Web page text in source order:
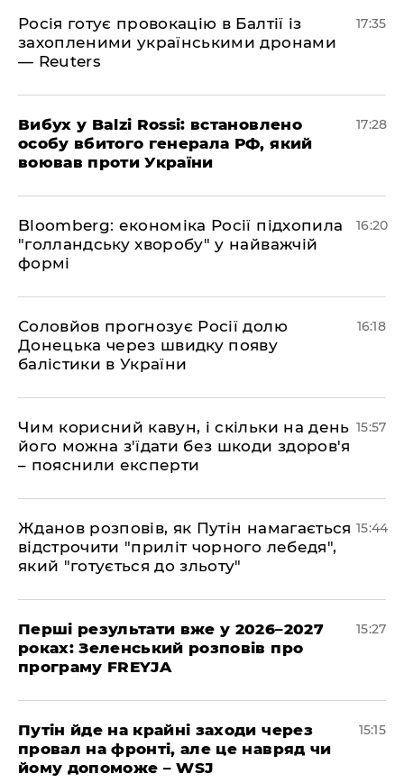
Росія готує провокацію в Балтії із
захопленими українськими дронами
— Reuters
17:35
​Вибух у Balzi Rossi: встановлено
особу вбитого генерала РФ, який
воював проти України
17:28
Bloomberg: економіка Росії підхопила
"голландську хворобу" у найважчій
формі
16:20
Соловйов прогнозує Росії долю
Донецька через швидку появу
балістики в України
16:18
Чим корисний кавун, і скільки на день
його можна з'їдати без шкоди здоров'я
– пояснили експерти
15:57
Жданов розповів, як Путін намагається
відстрочити "приліт чорного лебедя",
який "готується до зльоту"
15:44
Перші результати вже у 2026–2027
роках: Зеленський розповів про
програму FREYJA
15:27
Путін йде на крайні заходи через
провал на фронті, але це навряд чи
йому допоможе – WSJ
15:15